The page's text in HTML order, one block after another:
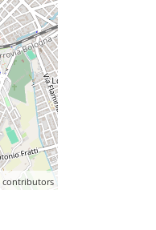
contributors